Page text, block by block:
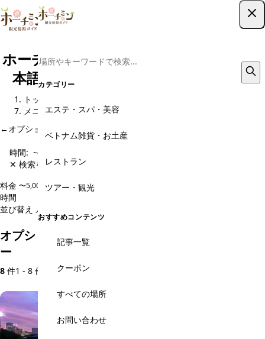
カテゴリー
エステ・スパ・美容
ベトナム雑貨・お土産
レストラン
ツアー・観光
おすすめコンテンツ
記事一覧
クーポン
すべての場所
お問い合わせ
ホーチミン現地ツアー予約｜格安から日
本語ガイド・専用車までおすすめ8選
トップ
メニュー
←オプショナルツアー予約・現地旅行会社 のページに戻る
時間: ~60分
✕ 検索をクリア
料金 〜5,000円5,000〜10,000円
時間
並び替え 人気順
オプショナルツアー予約・現地旅行会社のメニュ
ー
8 件1 - 8 件を表示